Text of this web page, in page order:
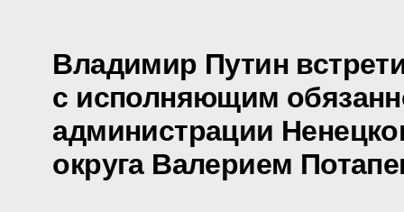
Владимир Путин
с исполняющим
администрации
округа Валерием